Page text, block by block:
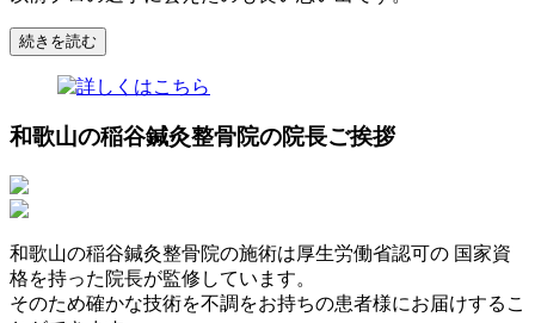
続きを読む
和歌山の稲谷鍼灸整骨院の院長ご挨拶
和歌山の稲谷鍼灸整骨院の施術は厚生労働省認可の 国家資
格を持った院長が監修しています。
そのため確かな技術を不調をお持ちの患者様にお届けするこ